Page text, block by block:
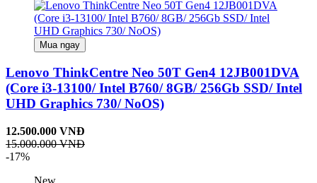
Mua ngay
Lenovo ThinkCentre Neo 50T Gen4 12JB001DVA
(Core i3-13100/ Intel B760/ 8GB/ 256Gb SSD/ Intel
UHD Graphics 730/ NoOS)
12.500.000 VNĐ
15.000.000 VNĐ
-17%